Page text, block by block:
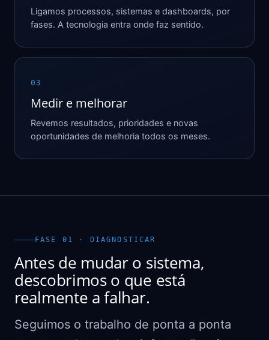
Ligamos processos, sistemas e dashboards, por
fases. A tecnologia entra onde faz sentido.
03
Medir e melhorar
Revemos resultados, prioridades e novas
oportunidades de melhoria todos os meses.
FASE 01 · DIAGNOSTICAR
Antes de mudar o sistema,
descobrimos o que está
realmente a falhar.
Seguimos o trabalho de ponta a ponta